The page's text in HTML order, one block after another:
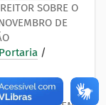
SOBRE O
DE
Portaria /